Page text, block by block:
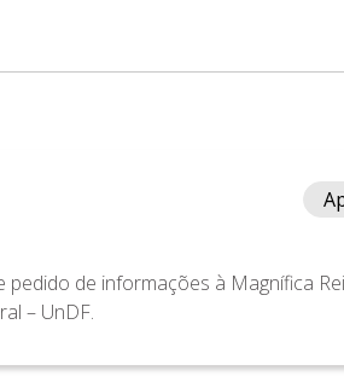
pedido de informações à Magnífica
– UnDF.